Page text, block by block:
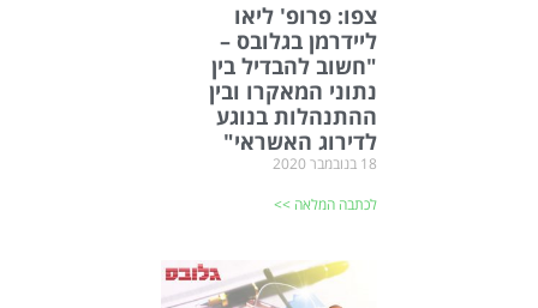
צפו: פרופ' ליאו
ליידרמן בגלובס –
"חשוב להבדיל בין
נתוני המאקרו ובין
ההתנהלות בנוגע
לדירוג האשראי"
18 בנובמבר 2020
לכתבה המלאה >>